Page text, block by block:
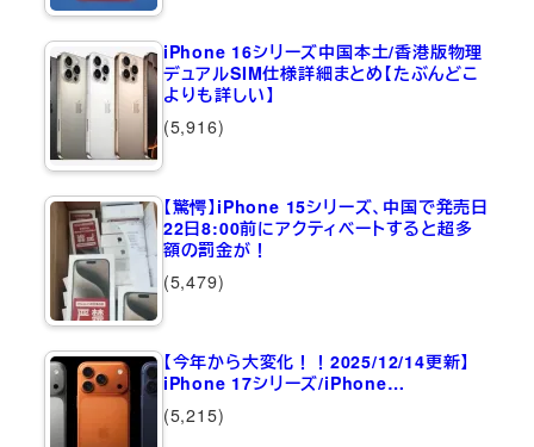
iPhone 16シリーズ中国本土/香港版物理
デュアルSIM仕様詳細まとめ【たぶんどこ
よりも詳しい】
(5,916)
【驚愕】iPhone 15シリーズ、中国で発売日
22日8:00前にアクティベートすると超多
額の罰金が！
(5,479)
【今年から大変化！！2025/12/14更新】
iPhone 17シリーズ/iPhone…
(5,215)